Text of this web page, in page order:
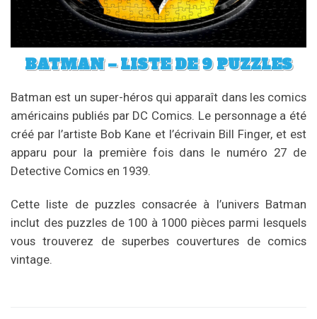
BATMAN – LISTE DE 9 PUZZLES
Batman est un super-héros qui apparaît dans les comics
américains publiés par DC Comics. Le personnage a été
créé par l’artiste Bob Kane et l’écrivain Bill Finger, et est
apparu pour la première fois dans le numéro 27 de
Detective Comics en 1939.
Cette liste de puzzles consacrée à l’univers Batman
inclut des puzzles de 100 à 1000 pièces parmi lesquels
vous trouverez de superbes couvertures de comics
vintage.